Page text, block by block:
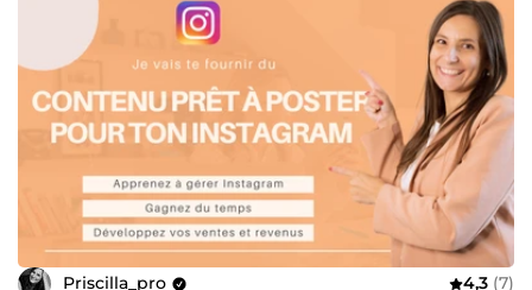
Priscilla_pro 4,3 (7)